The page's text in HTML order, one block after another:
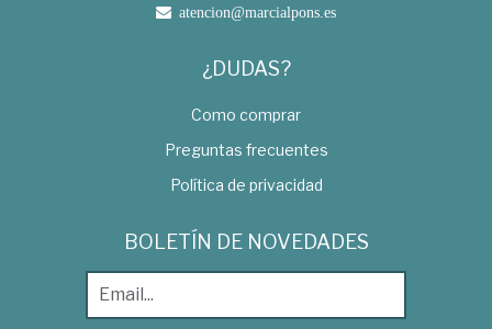
atencion@marcialpons.es
¿DUDAS?
Como comprar
Preguntas frecuentes
Política de privacidad
BOLETÍN DE NOVEDADES